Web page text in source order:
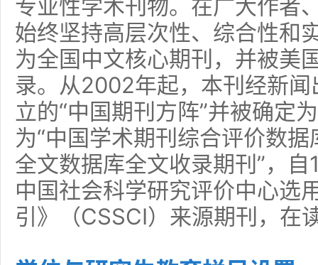
专业性学术刊物。在广大作者
始终坚持高层次性、综合性和
为全国中文核心期刊，并被美
录。从2002年起，本刊经新
立的“中国期刊方阵”并被确定
为“中国学术期刊综合评价数
全文数据库全文收录期刊”，
中国社会科学研究评价中心选
引》（CSSCI）来源期刊，在